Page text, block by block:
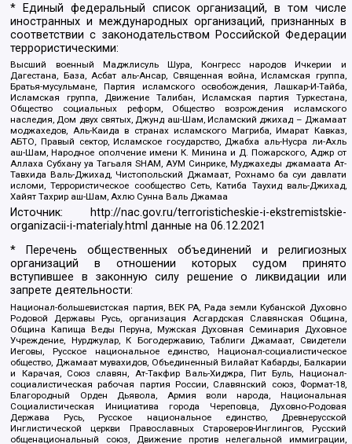
* Единый федеральный список организаций, в том числе
иностранных и международных организаций, признанных в
соответствии с законодательством Российской Федерации
террористическими:
Высший военный Маджлисуль Шура, Конгресс народов Ичкерии и
Дагестана, База, Асбат аль-Ансар, Священная война, Исламская группа,
Братья-мусульмане, Партия исламского освобождения, Лашкар-И-Тайба,
Исламская группа, Движение Талибан, Исламская партия Туркестана,
Общество социальных реформ, Общество возрождения исламского
наследия, Дом двух святых, Джунд аш-Шам, Исламский джихад – Джамаат
моджахедов, Аль-Каида в странах исламского Магриба, Имарат Кавказ,
АБТО, Правый сектор, Исламское государство, Джабха аль-Нусра ли-Ахль
аш-Шам, Народное ополчение имени К. Минина и Д. Пожарского, Аджр от
Аллаха Субхану уа Тагьаля SHAM, АУМ Синрике, Муджахеды джамаата Ат-
Тавхида Валь-Джихад, Чистопольский Джамаат, Рохнамо ба суи давлати
исломи, Террористическое сообщество Сеть, Катиба Таухид валь-Джихад,
Хайят Тахрир аш-Шам, Ахлю Сунна Валь Джамаа
Источник:
http://nac.gov.ru/terroristicheskie-i-ekstremistskie-
organizacii-i-materialy.html данные на06.12.2021
* Перечень общественных объединений и религиозных
организаций в отношении которых судом принято
вступившее в законную силу решение о ликвидации или
запрете деятельности:
Национал-большевистская партия, ВЕК РА, Рада земли Кубанской Духовно
Родовой Державы Русь, организация Асгардская Славянская Община,
Община Капища Веды Перуна, Мужская Духовная Семинария Духовное
Учреждение, Нурджулар, К Богодержавию, Таблиги Джамаат, Свидетели
Иеговы, Русское национальное единство, Национал-социалистическое
общество, Джамаат мувахидов, Объединенный Вилайат Кабарды, Балкарии
и Карачая, Союз славян, Ат-Такфир Валь-Хиджра, Пит Буль, Национал-
социалистическая рабочая партия России, Славянский союз, Формат-18,
Благородный Орден Дьявола, Армия воли народа, Национальная
Социалистическая Инициатива города Череповца, Духовно-Родовая
Держава Русь, Русское национальное единство, Древнерусской
Инглистической церкви Православных Староверов-Инглингов, Русский
общенациональный союз, Движение против нелегальной иммиграции,